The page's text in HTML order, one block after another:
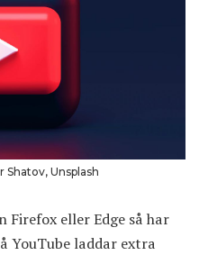
Shatov, Unsplash
Firefox eller Edge så har
YouTube laddar extra